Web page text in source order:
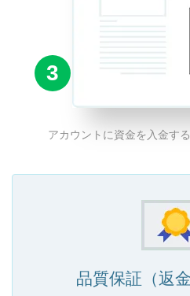
3
アカウントに資金を入金す
品質保証（返